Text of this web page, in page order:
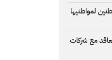
لمواطنيها
مع شركات